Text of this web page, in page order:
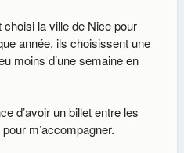
la ville de Nice pour
année, ils choisissent une
moins d’une semaine en
d’avoir un billet entre les
m’accompagner.